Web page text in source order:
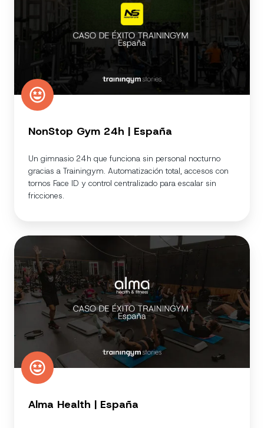
NonStop Gym 24h | España
Un gimnasio 24h que funciona sin personal nocturno
gracias a Trainingym. Automatización total, accesos con
tornos Face ID y control centralizado para escalar sin
fricciones.
Alma
Health
| España
Alma Health | España